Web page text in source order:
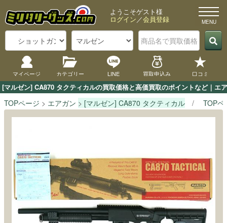
[マルゼン] CA870 タクティカルの買取価格と高価買取のポイントなど｜エ
ようこそゲスト様
ログイン／会員登録
マイページ カテゴリー LINE 買取申込み 口コミ
TOPページ エアガン [マルゼン] CA870 タクティカル TOPペ